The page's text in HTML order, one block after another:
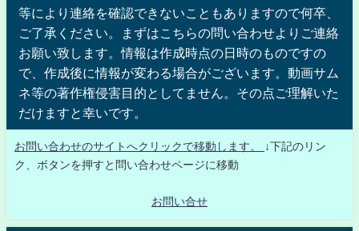
等により連絡を確認できないこともありますので何卒、
ご了承ください。まずはこちらの問い合わせよりご連絡
お願い致します。情報は作成時点の日時のものですの
で、作成後に情報が変わる場合がございます。動画サム
ネ等の著作権侵害目的としてません。その点ご理解いた
だけますと幸いです。
お問い合わせのサイトへクリックで移動します。
↓下記のリン
ク、ボタンを押すと問い合わせページに移動
お問い合せ